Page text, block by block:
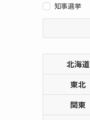
知事選挙
北海道
東北
関東